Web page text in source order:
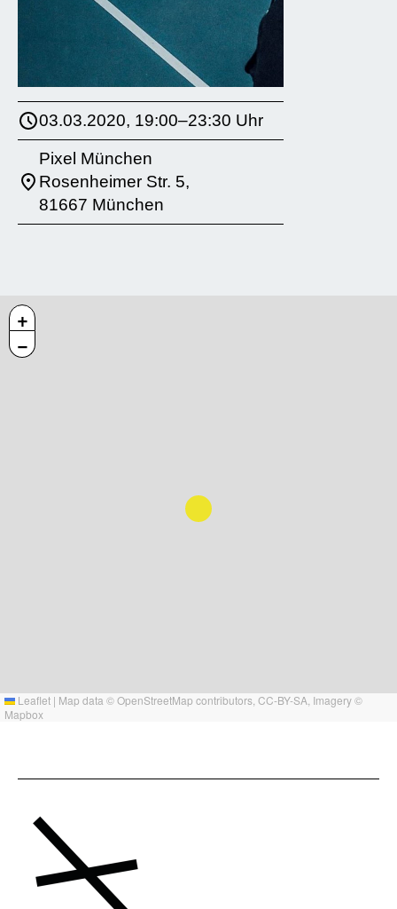
03.03.2020, 19:00–23:30 Uhr
Pixel München
Rosenheimer Str. 5,
81667 München
+
−
Leaflet | Map data ©OpenStreetMap contributors, CC-BY-SA, Imagery ©
Mapbox